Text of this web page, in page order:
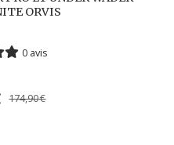
ORVIS
0 avis
174,90€